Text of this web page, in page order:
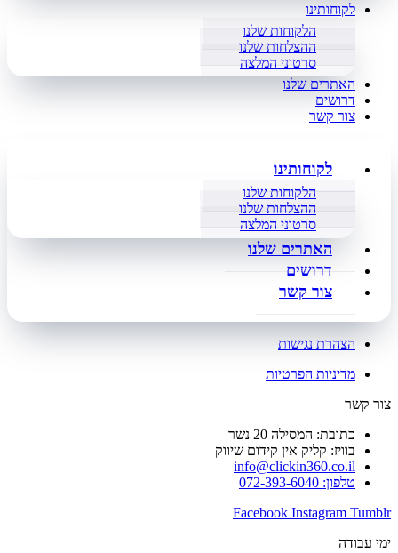
לקוחותינו
הלקוחות שלנו
ההצלחות שלנו
סרטוני המלצה
האתרים שלנו
דרושים
צור קשר
לקוחותינו
הלקוחות שלנו
ההצלחות שלנו
סרטוני המלצה
האתרים שלנו
דרושים
צור קשר
הצהרת נגישות
מדיניות הפרטיות
צור קשר
כתובת: המסילה 20 נשר
בוויז: קליק אין קידום שיווק
info@clickin360.co.il
טלפון: 072-393-6040
Facebook Instagram Tumblr
ימי עבודה